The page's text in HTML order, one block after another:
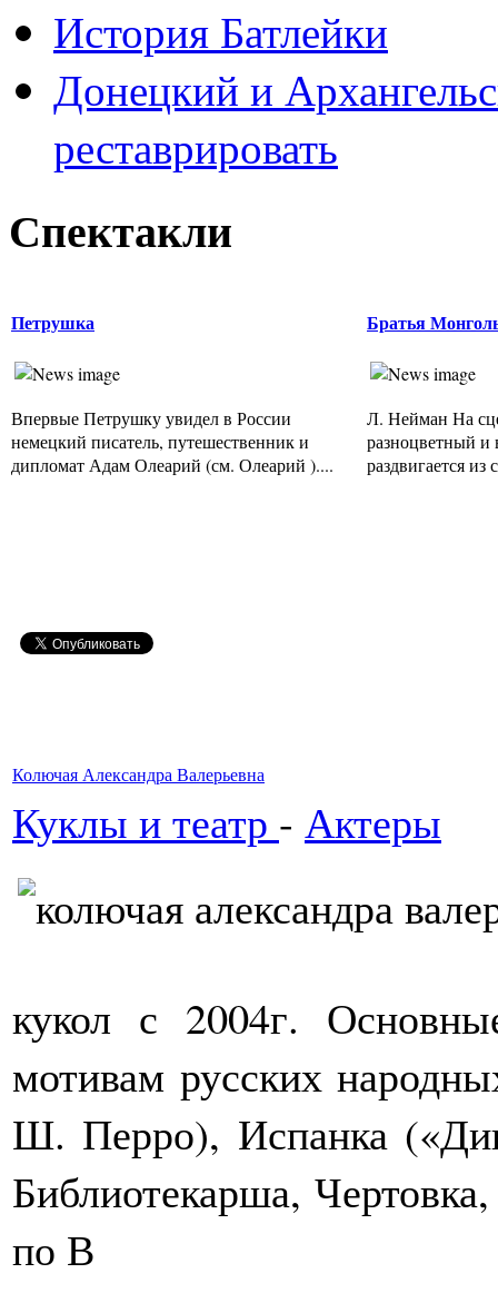
История Батлейки
Донецкий и
реставрировать
Спектакли
Петрушка
Впервые Петрушку увидел в России
немецкий писатель, путешественник и
дипломат Адам Олеарий (см. Олеарий )....
Братья
Л. Нейман На
разноцветный и
раздвигается
Колючая Александра Валерьевна
Куклы и театр - Актеры
кукол с 2004г.
мотивам русских
Ш. Перро), Испанка
Библиотекарша,
по В